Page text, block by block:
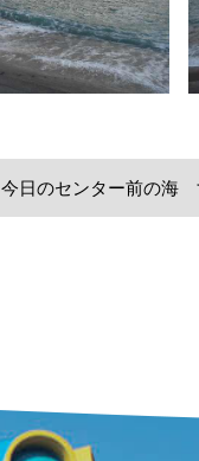
今日のセンター前の海